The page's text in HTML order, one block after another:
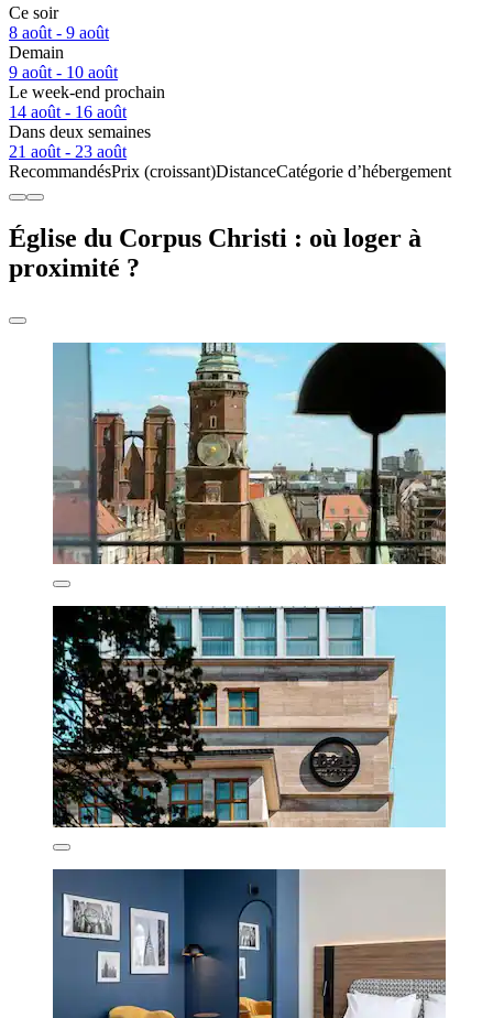
Ce soir
8 août - 9 août
Demain
9 août - 10 août
Le week-end prochain
14 août - 16 août
Dans deux semaines
21 août - 23 août
RecommandésPrix (croissant)DistanceCatégorie d’hébergement
Église du Corpus Christi : où loger à
proximité ?